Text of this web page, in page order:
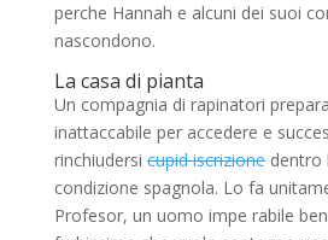
perche Hannah e alcuni dei suoi
nascondono.
La casa di pianta
Un compagnia di rapinatori
inattaccabile per accedere e
rinchiudersicupid iscrizionedentro
condizione spagnola. Lo fa
Profesor, un uomo impe rabile